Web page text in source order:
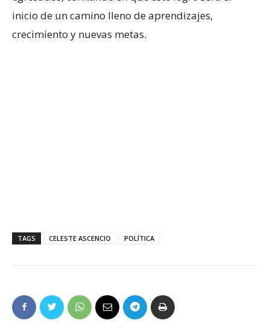
inicio de un camino lleno de aprendizajes,
crecimiento y nuevas metas.
TAGS CELESTE ASCENCIO POLÍTICA